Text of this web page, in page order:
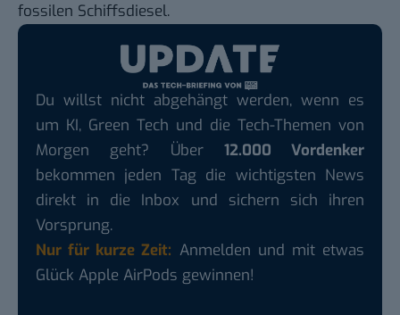
fossilen Schiffsdiesel.
Du willst nicht abgehängt werden, wenn es
um KI, Green Tech und die Tech-Themen von
Morgen geht? Über 12.000 Vordenker
bekommen jeden Tag die wichtigsten News
direkt in die Inbox und sichern sich ihren
Vorsprung.
Nur für kurze Zeit: Anmelden und mit etwas
Glück Apple AirPods gewinnen!